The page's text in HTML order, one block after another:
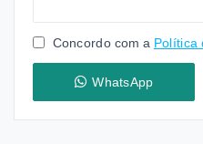
Concordo com a Política
WhatsApp